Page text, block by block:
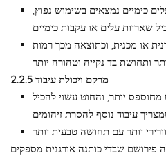
כימיים נמצאים בשימוש נפוץ,
או מכנית, וכתוצאה מכך רמות
2.2.5 מרקם ויכולת עיבוד
יותר, והחוט עשוי להכיל
פירושם שבדי כותנה אורגנית מספקים